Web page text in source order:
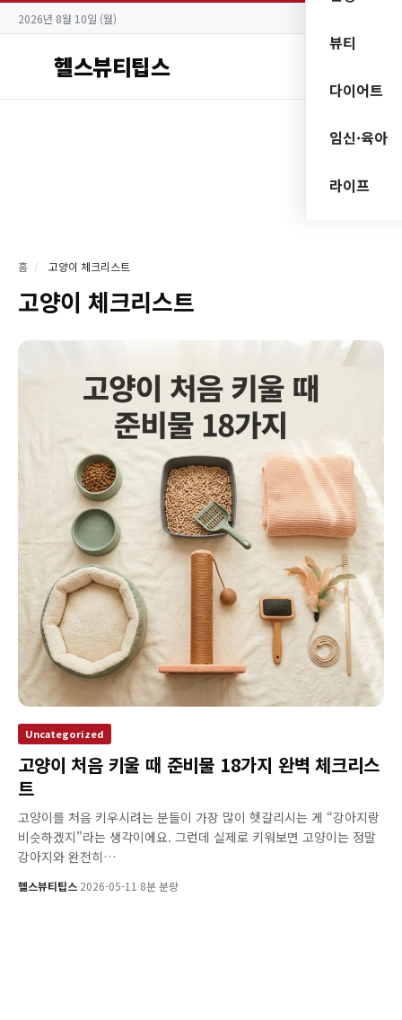
2026년 8월 10일 (월)
헬스뷰티팁스
뷰티
다이어트
임신·육아
라이프
홈 / 고양이 체크리스트
고양이 체크리스트
Uncategorized
고양이 처음 키울 때 준비물 18가지 완벽 체크리스
트
고양이를 처음 키우시려는 분들이 가장 많이 헷갈리시는 게 “강아지랑
비슷하겠지”라는 생각이에요. 그런데 실제로 키워보면 고양이는 정말
강아지와 완전히…
헬스뷰티팁스·2026-05-11 ·8분 분량